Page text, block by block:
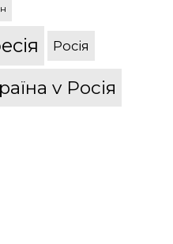
Росія
v Росія